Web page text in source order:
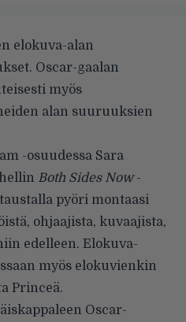
elokuva-alan
Oscar-gaalan
myös
alan suuruuksien
-osuudessa Sara
Both Sides Now-
pyöri montaasi
ohjaajista, kuvaajista,
edelleen. Elokuva-
myös elokuvienkin
Princeä.
Oscar-